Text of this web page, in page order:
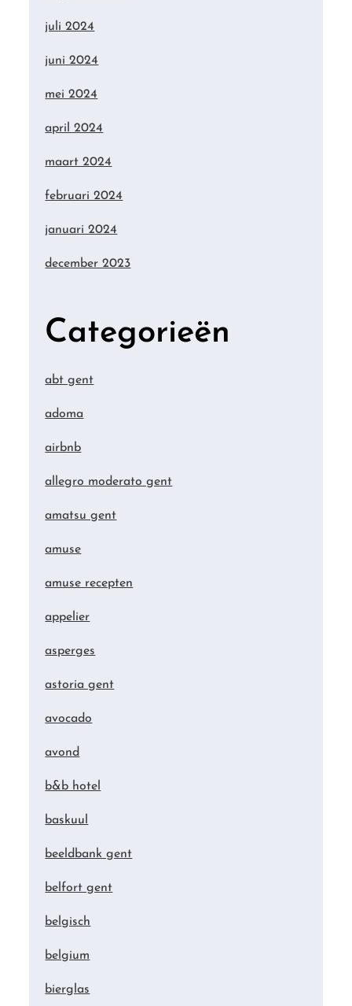
juli 2024
juni 2024
mei 2024
april 2024
maart 2024
februari 2024
januari 2024
december 2023
Categorieën
abt gent
adoma
airbnb
allegro moderato gent
amatsu gent
amuse
amuse recepten
appelier
asperges
astoria gent
avocado
avond
b&b hotel
baskuul
beeldbank gent
belfort gent
belgisch
belgium
bierglas